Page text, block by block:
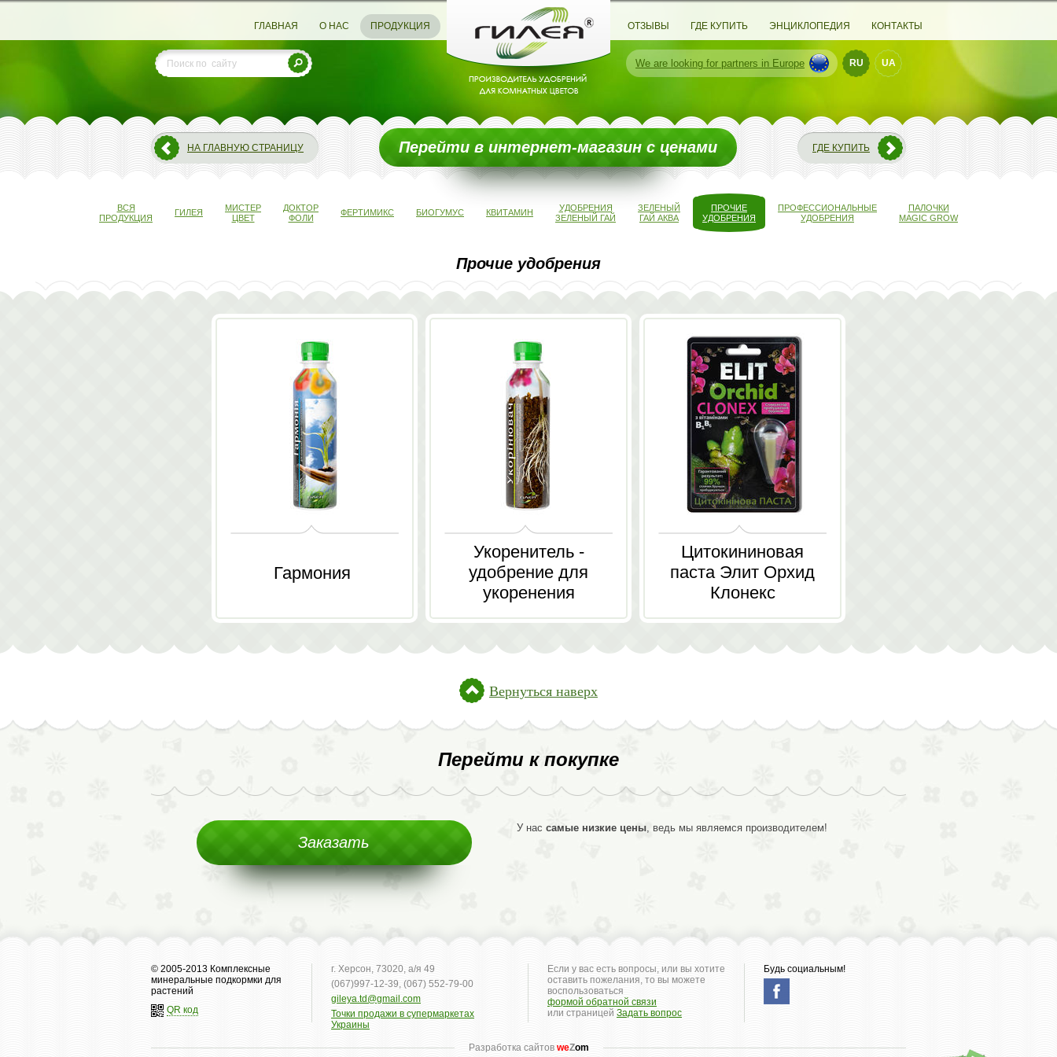
ГЛАВНАЯ О НАС ПРОДУКЦИЯ ОТЗЫВЫ ГДЕ КУПИТЬ ЭНЦИКЛОПЕДИЯ КОНТАКТЫ
We are looking for partners in Europe RU UA
НА ГЛАВНУЮ СТРАНИЦУ Перейти в интернет-магазин с ценами ГДЕ КУПИТЬ
ВСЯ
ПРОДУКЦИЯ
ГИЛЕЯ
МИСТЕР
ЦВЕТ
ДОКТОР
ФОЛИ
ФЕРТИМИКС БИОГУМУС КВИТАМИН
УДОБРЕНИЯ
ЗЕЛЕНЫЙ ГАЙ
ЗЕЛЕНЫЙ
ГАЙ АКВА
ПРОЧИЕ
УДОБРЕНИЯ
ПРОФЕССИОНАЛЬНЫЕ
УДОБРЕНИЯ
ПАЛОЧКИ
MAGIC GROW
Прочие удобрения
Гармония
Укоренитель -
удобрение для
укоренения
комнатных и
Цитокининовая
паста Элит Орхид
Клонекс
Вернуться наверх
Перейти к покупке
Заказать
У нас самые низкие цены, ведь мы являемся производителем!
© 2005-2013 Комплексные
минеральные подкормки для
растений
QR код
г. Херсон, 73020, а/я 49
(067)997-12-39, (067) 552-79-00
gileya.td@gmail.com
Точки продажи в супермаркетах
Украины
Если у вас есть вопросы, или вы хотите
оставить пожелания, то вы можете
воспользоваться
формой обратной связи
или страницей Задать вопрос
Будь социальным!
Разработка сайтов weZom